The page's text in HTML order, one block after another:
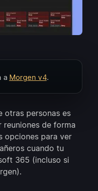
a Morgen v4.
otras personas es
de forma
opciones para ver
cuando tu
365 (incluso si